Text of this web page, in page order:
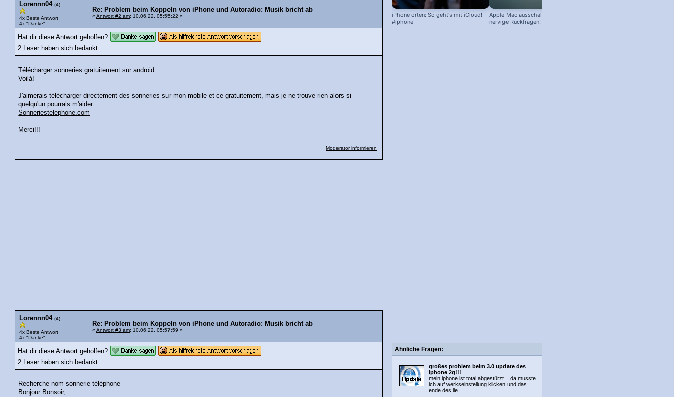
Lorennn04 (4)
4x Beste Antwort
4x "Danke"
Re: Problem beim Koppeln von iPhone und Autoradio: Musik bricht ab
« Antwort #2 am: 10.06.22, 05:55:22 »
Hat dir diese Antwort geholfen?
2 Leser haben sich bedankt
Télécharger sonneries gratuitement sur android
Voilà!
J'aimerais télécharger directement des sonneries sur mon mobile et ce gratuitement, mais je ne trouve rien alors si
quelqu'un pourrais m'aider.
Sonneriestelephone.com
Merci!!!
Moderator informieren
Lorennn04 (4)
4x Beste Antwort
4x "Danke"
Re: Problem beim Koppeln von iPhone und Autoradio: Musik bricht ab
« Antwort #3 am: 10.06.22, 05:57:59 »
Hat dir diese Antwort geholfen?
2 Leser haben sich bedankt
Recherche nom sonnerie téléphone
Bonjour Bonsoir,
iPhone orten: So geht's mit iCloud!
#iphone
Apple Mac ausschalten – ohne
nervige Rückfragen!
Ähnliche Fragen:
großes problem beim 3.0 update des
iphone 2g!!!
mein iphone ist total abgestürzt... da musste
ich auf werkseinstellung klicken und das
ende des lie...